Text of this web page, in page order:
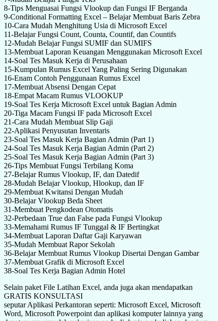
8-Tips Menguasai Fungsi Vlookup dan Fungsi IF Berganda
9-Conditional Formatting Excel – Belajar Membuat Baris Zebra
10-Cara Mudah Menghitung Usia di Microsoft Excel
11-Belajar Fungsi Count, Counta, Countif, dan Countifs
12-Mudah Belajar Fungsi SUMIF dan SUMIFS
13-Membuat Laporan Keuangan Menggunakan Microsoft Excel
14-Soal Tes Masuk Kerja di Perusahaan
15-Kumpulan Rumus Excel Yang Paling Sering Digunakan
16-Enam Contoh Penggunaan Rumus Excel
17-Membuat Absensi Dengan Cepat
18-Empat Macam Rumus VLOOKUP
19-Soal Tes Kerja Microsoft Excel untuk Bagian Admin
20-Tiga Macam Fungsi IF pada Microsoft Excel
21-Cara Mudah Membuat Slip Gaji
22-Aplikasi Penyusutan Inventaris
23-Soal Tes Masuk Kerja Bagian Admin (Part 1)
24-Soal Tes Masuk Kerja Bagian Admin (Part 2)
25-Soal Tes Masuk Kerja Bagian Admin (Part 3)
26-Tips Membuat Fungsi Terbilang Koma
27-Belajar Rumus Vlookup, IF, dan Datedif
28-Mudah Belajar Vlookup, Hlookup, dan IF
29-Membuat Kwitansi Dengan Mudah
30-Belajar Vlookup Beda Sheet
31-Membuat Pengkodean Otomatis
32-Perbedaan True dan False pada Fungsi Vlookup
33-Memahami Rumus IF Tunggal & IF Bertingkat
34-Membuat Laporan Daftar Gaji Karyawan
35-Mudah Membuat Rapor Sekolah
36-Belajar Membuat Rumus Vlookup Disertai Dengan Gambar
37-Membuat Grafik di Microsoft Excel
38-Soal Tes Kerja Bagian Admin Hotel
Selain paket File Latihan Excel, anda juga akan mendapatkan
GRATIS KONSULTASI
seputar Aplikasi Perkantoran seperti: Microsoft Excel, Microsoft
Word, Microsoft Powerpoint dan aplikasi komputer lainnya yang